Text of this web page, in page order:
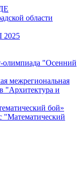
области
2025
олимпиада "Осенний
межрегиональная
"Архитектура и
бой»
"Математический